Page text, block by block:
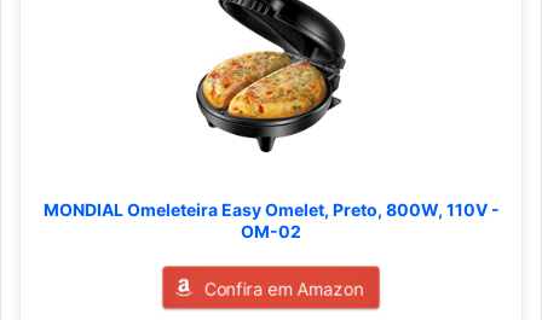
MONDIAL Omeleteira Easy Omelet, Preto, 800W, 110V -
OM-02
Confira em Amazon